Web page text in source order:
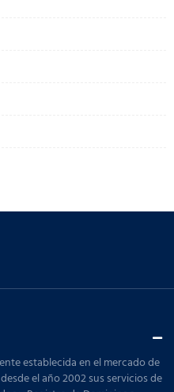
establecida en el mercado de
el año 2002 sus servicios de